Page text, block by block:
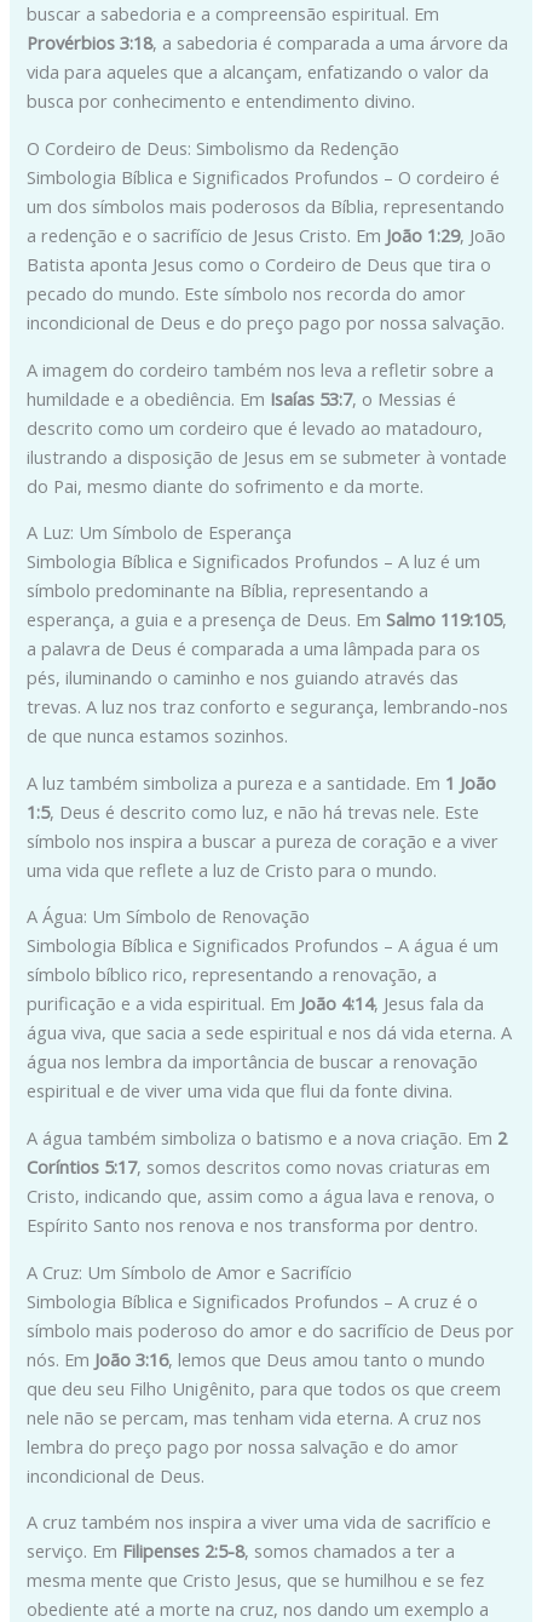
buscar a sabedoria e a compreensão espiritual. Em
Provérbios 3:18, a sabedoria é comparada a uma árvore da
vida para aqueles que a alcançam, enfatizando o valor da
busca por conhecimento e entendimento divino.
O Cordeiro de Deus: Simbolismo da Redenção
Simbologia Bíblica e Significados Profundos – O cordeiro é
um dos símbolos mais poderosos da Bíblia, representando
a redenção e o sacrifício de Jesus Cristo. Em João 1:29, João
Batista aponta Jesus como o Cordeiro de Deus que tira o
pecado do mundo. Este símbolo nos recorda do amor
incondicional de Deus e do preço pago por nossa salvação.
A imagem do cordeiro também nos leva a refletir sobre a
humildade e a obediência. Em Isaías 53:7, o Messias é
descrito como um cordeiro que é levado ao matadouro,
ilustrando a disposição de Jesus em se submeter à vontade
do Pai, mesmo diante do sofrimento e da morte.
A Luz: Um Símbolo de Esperança
Simbologia Bíblica e Significados Profundos – A luz é um
símbolo predominante na Bíblia, representando a
esperança, a guia e a presença de Deus. EmSalmo 119:105,
a palavra de Deus é comparada a uma lâmpada para os
pés, iluminando o caminho e nos guiando através das
trevas. A luz nos traz conforto e segurança, lembrando-nos
de que nunca estamos sozinhos.
A luz também simboliza a pureza e a santidade. Em 1 João
1:5, Deus é descrito como luz, e não há trevas nele. Este
símbolo nos inspira a buscar a pureza de coração e a viver
uma vida que reflete a luz de Cristo para o mundo.
A Água: Um Símbolo de Renovação
Simbologia Bíblica e Significados Profundos – A água é um
símbolo bíblico rico, representando a renovação, a
purificação e a vida espiritual. Em João 4:14, Jesus fala da
água viva, que sacia a sede espiritual e nos dá vida eterna. A
água nos lembra da importância de buscar a renovação
espiritual e de viver uma vida que flui da fonte divina.
A água também simboliza o batismo e a nova criação. Em 2
Coríntios 5:17, somos descritos como novas criaturas em
Cristo, indicando que, assim como a água lava e renova, o
Espírito Santo nos renova e nos transforma por dentro.
A Cruz: Um Símbolo de Amor e Sacrifício
Simbologia Bíblica e Significados Profundos – A cruz é o
símbolo mais poderoso do amor e do sacrifício de Deus por
nós. Em João 3:16, lemos que Deus amou tanto o mundo
que deu seu Filho Unigênito, para que todos os que creem
nele não se percam, mas tenham vida eterna. A cruz nos
lembra do preço pago por nossa salvação e do amor
incondicional de Deus.
A cruz também nos inspira a viver uma vida de sacrifício e
serviço. Em Filipenses 2:5-8, somos chamados a ter a
mesma mente que Cristo Jesus, que se humilhou e se fez
obediente até a morte na cruz, nos dando um exemplo a